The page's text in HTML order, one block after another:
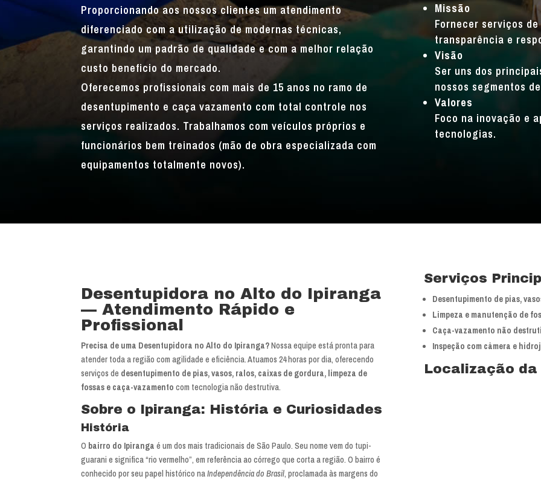
Proporcionando aos nossos clientes um atendimento
diferenciado com a utilização de modernas técnicas,
garantindo um padrão de qualidade e com a melhor relação
custo beneficio do mercado.
Oferecemos profissionais com mais de 15 anos no ramo de
desentupimento e caça vazamento com total controle nos
serviços realizados. Trabalhamos com veículos próprios e
funcionários bem treinados (mão de obra especializada com
equipamentos totalmente novos).
Missão
Fornecer serviços
transparência e
Visão
Ser uns dos
nossos segmentos
Valores
Foco na inovação e
tecnologias.
Desentupidora no Alto do Ipiranga
— Atendimento Rápido e
Profissional
Precisa de uma Desentupidora no Alto do Ipiranga?Nossa equipe está pronta para
atender toda a região com agilidade e eficiência. Atuamos 24 horas por dia, oferecendo
serviços de desentupimento de pias, vasos, ralos, caixas de gordura, limpeza de
fossas e caça-vazamento com tecnologia não destrutiva.
Sobre o Ipiranga: História e Curiosidades
História
O bairro do Ipiranga é um dos mais tradicionais de São Paulo. Seu nome vem do tupi-
guarani e significa “rio vermelho”, em referência ao córrego que corta a região. O bairro é
conhecido por seu papel histórico naIndependência do Brasil, proclamada às margens do
Serviços
Desentupimento de pias,
Limpeza e manutenção de
Caça-vazamento não
Inspeção com câmera e
Localização da